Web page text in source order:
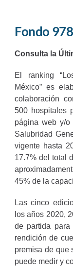
Fondo
Consulta la
El ranking
México” es
colaboración
500 hospitales
página web y/o
Salubridad
vigente hasta
17.7% del total
45% de la
Las cinco
los años 2020,
de partida para
rendición de
premisa de que
puede medir y